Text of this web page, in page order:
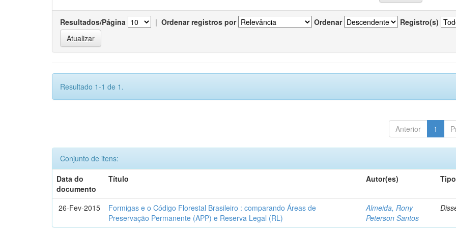
Resultados/Página | Ordenar registros por Ordenar Registro(s)
Resultado 1-1 de 1.
Anterior 1
Conjunto de itens:
Data do
documento
Título Autor(es) Tipo
26-Fev-2015
Formigas e o Código Florestal Brasileiro : comparando Áreas de
Preservação Permanente (APP) e Reserva Legal (RL)
Almeida, Rony
Peterson Santos